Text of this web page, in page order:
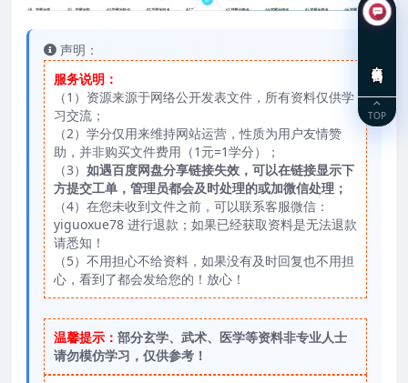
声明：
服务说明：
（1）资源来源于网络公开发表文件，所有资料仅供学
习交流；
（2）学分仅用来维持网站运营，性质为用户友情赞
助，并非购买文件费用（1元=1学分）；
（3） 如遇百度网盘分享链接失效，可以在链接显示下
方提交工单，管理员都会及时处理的或加微信处理；
（4）在您未收到文件之前，可以联系客服微信：
yiguoxue78 进行退款；如果已经获取资料是无法退款
请悉知！
（5）不用担心不给资料，如果没有及时回复也不用担
心，看到了都会发给您的！放心！
温馨提示： 部分玄学、武术、医学等资料非专业人士
请勿模仿学习，仅供参考！
TOP